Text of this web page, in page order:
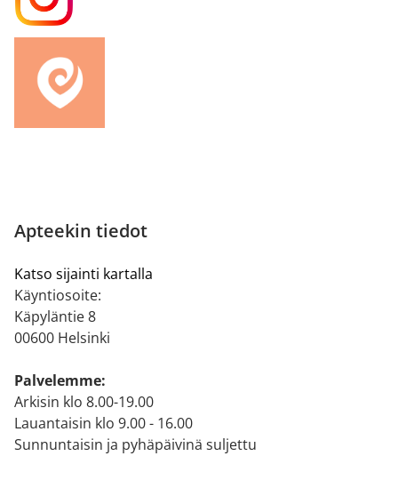
Apteekin tiedot
Katso sijainti kartalla
Käyntiosoite:
Käpyläntie 8
00600 Helsinki
Palvelemme:
Arkisin klo 8.00-19.00
Lauantaisin klo 9.00 - 16.00
Sunnuntaisin ja pyhäpäivinä suljettu